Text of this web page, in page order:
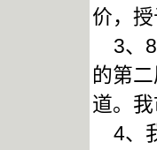
价，授
3、8
的第
道。
4、